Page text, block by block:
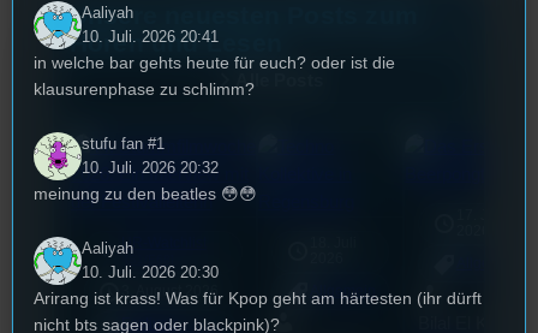
Unsere neuesten Posts zum
Hören und Lesen
Alle Posts
mic UR-Watchlist
3. August 2026
Festivals ,
Allgemein
Aaliyah
10. Juli. 2026 20:41
in welche bar gehts heute für euch? oder ist die
klausurenphase zu schlimm?
stufu fan #1
10. Juli. 2026 20:32
meinung zu den beatles 😳😳
Aaliyah
10. Juli. 2026 20:30
Arirang ist krass! Was für Kpop geht am härtesten (ihr dürft
nicht bts sagen oder blackpink)?